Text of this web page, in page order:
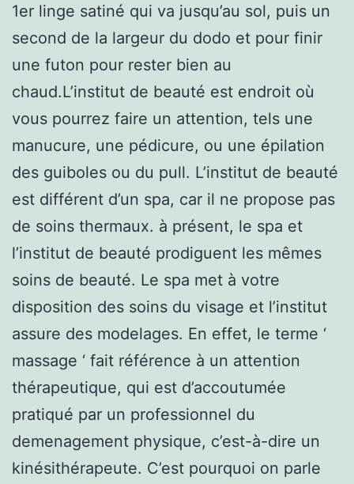
1er linge satiné qui va jusqu’au sol, puis un
second de la largeur du dodo et pour finir
une futon pour rester bien au
chaud.L’institut de beauté est endroit où
vous pourrez faire un attention, tels une
manucure, une pédicure, ou une épilation
des guiboles ou du pull. L’institut de beauté
est différent d’un spa, car il ne propose pas
de soins thermaux. à présent, le spa et
l’institut de beauté prodiguent les mêmes
soins de beauté. Le spa met à votre
disposition des soins du visage et l’institut
assure des modelages. En effet, le terme ‘
massage ‘ fait référence à un attention
thérapeutique, qui est d’accoutumée
pratiqué par un professionnel du
demenagement physique, c’est-à-dire un
kinésithérapeute. C’est pourquoi on parle